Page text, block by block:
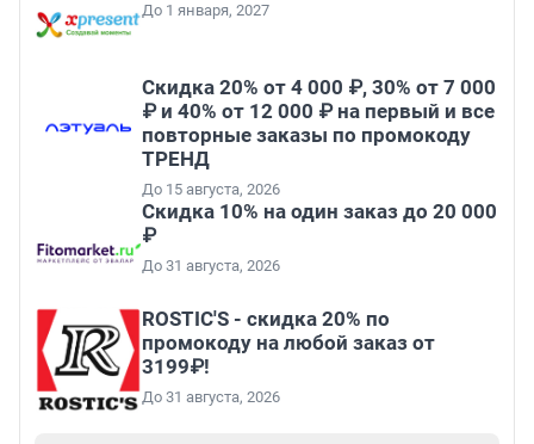
До 1 января, 2027
Скидка 20% от 4 000 ₽, 30% от 7 000
₽ и 40% от 12 000 ₽ на первый и все
повторные заказы по промокоду
ТРЕНД
До 15 августа, 2026
Скидка 10% на один заказ до 20 000
₽
До 31 августа, 2026
ROSTIC'S - скидка 20% по
промокоду на любой заказ от
3199₽!
До 31 августа, 2026